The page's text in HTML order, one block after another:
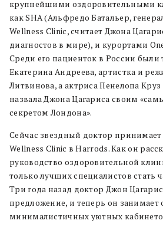
крупнейшими оздоровительными
как SHA (Альфредо Батальер,
Wellness Clinic, считает Джона
диагностов в мире), и курортами
Среди его пациенток в России были
Екатерина Андреева, артистка и
Литвинова, а актриса Пенелопа
назвала Джона Цагариса своим
секретом Лондона».
Сейчас звездный доктор
Wellness Clinic в Harrods. Как он
руководство оздоровительной
только лучших специалистов стать
Три года назад доктор Джон
предложение, и теперь он занимает
минималистичных уютных